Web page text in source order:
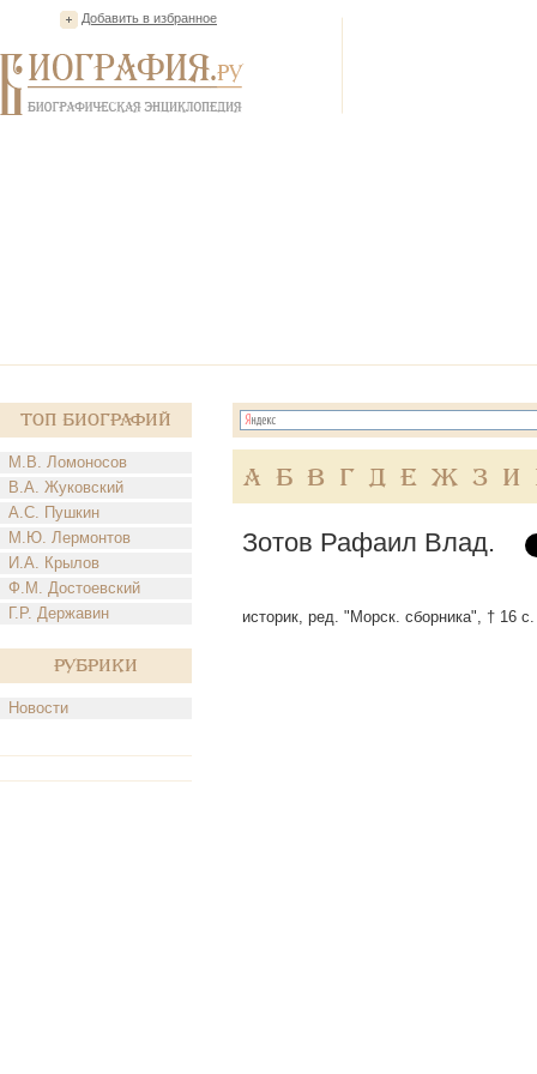
Добавить в избранное
Топ Биографий
М.В. Ломоносов
В.А. Жуковский
А.С. Пушкин
М.Ю. Лермонтов
И.А. Крылов
Ф.М. Достоевский
Г.Р. Державин
Рубрики
Новости
А Б В Г Д Е Ж З И
Зотов Рафаил Влад.
историк, ред. "Морск. сборника", † 16